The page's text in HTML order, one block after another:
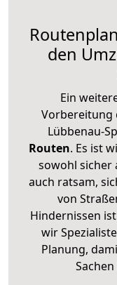
den
Ein
Vorbereitung
Lübbenau-
Routen. Es ist
sowohl sicher
auch ratsam,
von
Hindernissen
wir
Planung,